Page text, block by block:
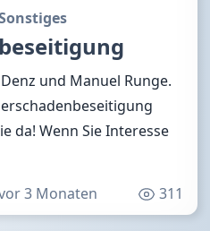
und Manuel Runge.
da! Wenn Sie Interesse
3 Monaten 311